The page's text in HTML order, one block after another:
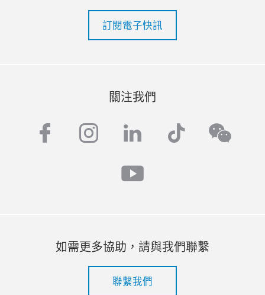
訂閱電子快訊
關注我們
facebook
instagram
linkedintiktok
youtube
如需更多協助，請與我們聯繫
聯繫我們